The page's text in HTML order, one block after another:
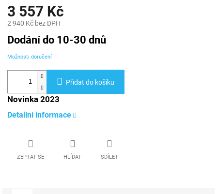
3 557 Kč
2 940 Kč bez DPH
Měrná
cena:
Dodání do 10-30 dnů
Možnosti doručení
Přidat do košíku
Novinka 2023
Detailní informace
ZEPTAT SE HLÍDAT SDÍLET